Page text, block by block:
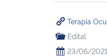
Terapia Ocu
Edital
23/06/2021